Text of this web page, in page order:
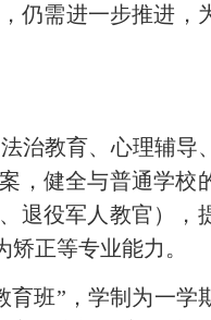
仍需进一步推进，
治教育、心理辅导
，健全与普通学校
退役军人教官），
正等专业能力。
育班” ，学制为一学